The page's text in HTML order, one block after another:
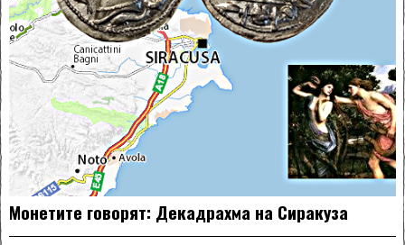
Монетите говорят: Декадрахма на Сиракуза